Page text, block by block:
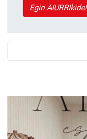
Egin AIURRIkide!